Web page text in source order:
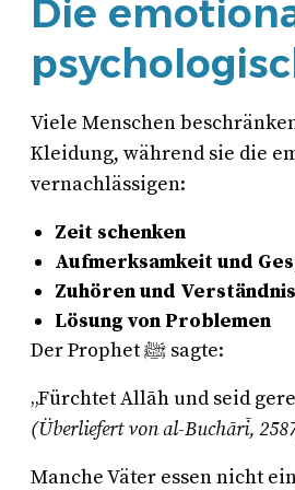
Die
Viele Menschen
Kleidung, während sie die
vernachlässigen:
Zeit schenken
Aufmerksamkeit und
Zuhören und Verständnis
Lösung von Problemen
Der Prophet ﷺ sagte:
„Fürchtet Allāh und seid
(Überliefert von al-Buchārī,
Manche Väter essen nicht